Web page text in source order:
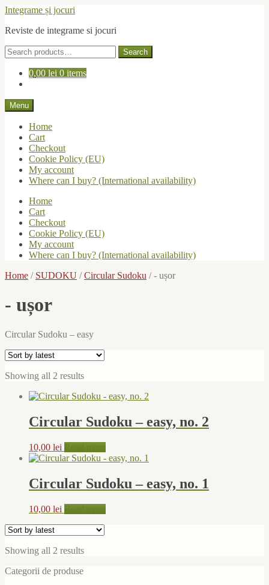
Skip
navigation
Skip
content
Integrame și jocuri
Reviste de integrame si jocuri
Search
for:
Search
0,00 lei 0 items
Menu
Home
Cart
Checkout
Cookie Policy (EU)
My account
Where can I buy? (International availability)
Home
Cart
Checkout
Cookie Policy (EU)
My account
Where can I buy? (International availability)
Home / SUDOKU /Circular Sudoku /- ușor
- ușor
Circular Sudoku – easy
Showing all 2 resultsSorted
latest
Circular Sudoku – easy, no. 2
10,00 lei
Circular Sudoku – easy, no. 1
10,00 lei
Showing all 2 resultsSorted
Categorii de produse